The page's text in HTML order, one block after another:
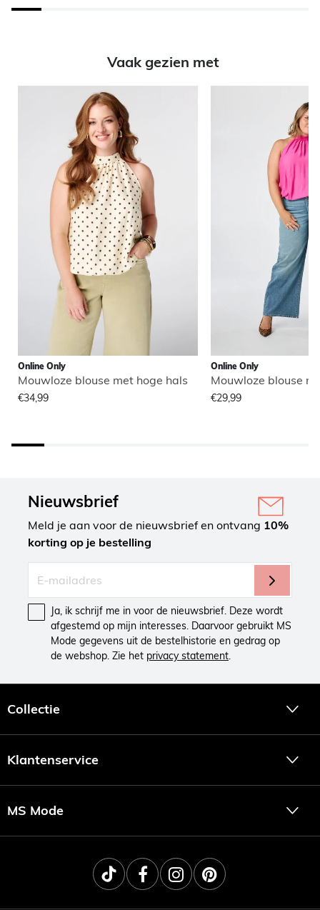
Vaak gezien met
Online Only
Mouwloze blouse met hoge hals
€34,99
Online Only
Mouwloze blouse
€29,99
Nieuwsbrief
Meld je aan voor de nieuwsbrief en ontvang 10%
korting op je bestelling
Ja, ik schrijf me in voor de nieuwsbrief. Deze wordt
afgestemd op mijn interesses. Daarvoor gebruikt MS
Mode gegevens uit de bestelhistorie en gedrag op
de webshop. Zie het privacy statement.
Collectie
Klantenservice
MS Mode